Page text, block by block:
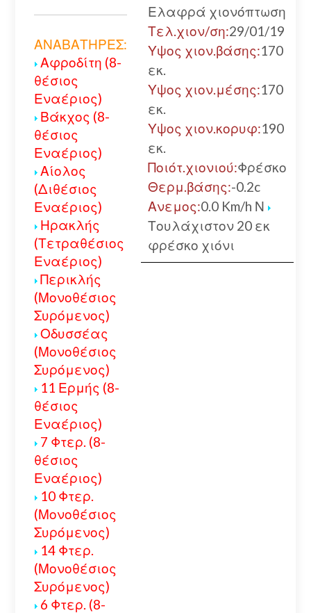
ΑΝΑΒΑΤΗΡΕΣ:
Αφροδίτη (8-
θέσιος
Εναέριος)
Βάκχος (8-
θέσιος
Εναέριος)
Αίολος
(Διθέσιος
Εναέριος)
Ηρακλής
(Τετραθέσιος
Εναέριος)
Περικλής
(Μονοθέσιος
Συρόμενος)
Οδυσσέας
(Μονοθέσιος
Συρόμενος)
11 Ερμής (8-
θέσιος
Εναέριος)
7 Φτερ. (8-
θέσιος
Εναέριος)
10 Φτερ.
(Μονοθέσιος
Συρόμενος)
14 Φτερ.
(Μονοθέσιος
Συρόμενος)
6 Φτερ. (8-
Ελαφρά χιονόπτωση
Τελ.χιον/ση:29/01/19
Υψος χιον.βάσης:170
εκ.
Υψος χιον.μέσης:170
εκ.
Υψος χιον.κορυφ:190
εκ.
Ποιότ.χιονιού:Φρέσκο
Θερμ.βάσης:-0.2c
Ανεμος:0.0 Km/h Ν
Τουλάχιστον 20 εκ
φρέσκο χιόνι